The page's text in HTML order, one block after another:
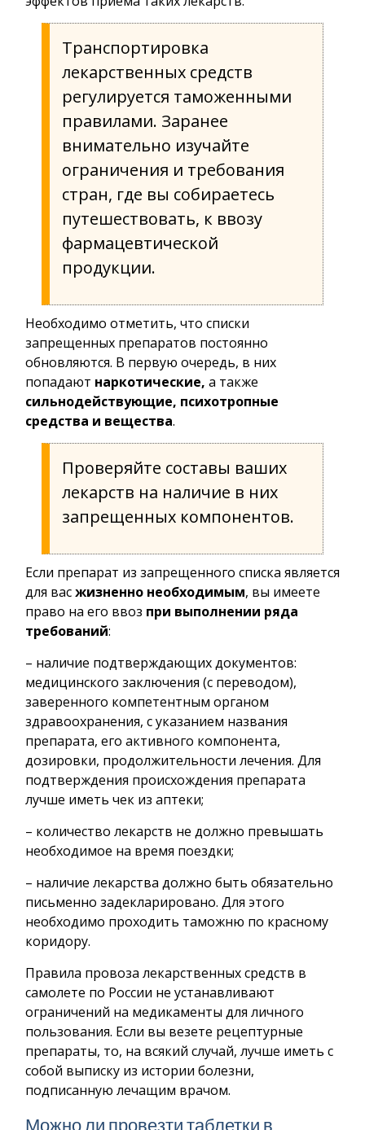
Транспортировка
лекарственных средств
регулируется таможенными
правилами. Заранее
внимательно изучайте
ограничения и требования
стран, где вы собираетесь
путешествовать, к ввозу
фармацевтической
продукции.
Необходимо отметить, что списки
запрещенных препаратов постоянно
обновляются. В первую очередь, в них
попадают наркотические, а также
сильнодействующие, психотропные
средства и вещества.
Проверяйте составы ваших
лекарств на наличие в них
запрещенных компонентов.
Если препарат из запрещенного списка является
для васжизненно необходимым, вы имеете
право на его ввоз при выполнении ряда
требований:
– наличие подтверждающих документов:
медицинского заключения (с переводом),
заверенного компетентным органом
здравоохранения, с указанием названия
препарата, его активного компонента,
дозировки, продолжительности лечения. Для
подтверждения происхождения препарата
лучше иметь чек из аптеки;
– количество лекарств не должно превышать
необходимое на время поездки;
– наличие лекарства должно быть обязательно
письменно задекларировано. Для этого
необходимо проходить таможню по красному
коридору.
Правила провоза лекарственных средств в
самолете по России не устанавливают
ограничений на медикаменты для личного
пользования. Если вы везете рецептурные
препараты, то, на всякий случай, лучше иметь с
собой выписку из истории болезни,
подписанную лечащим врачом.